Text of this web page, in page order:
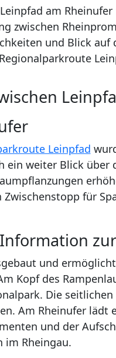
am
zwischen
und Blick auf
Leinpfad
weiter Blick über
für
und
Kopf des
Die
Am Rheinufer lädt
und der
im Rheingau.